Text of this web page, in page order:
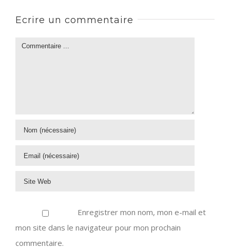
Ecrire un commentaire
Enregistrer mon nom, mon e-mail et
mon site dans le navigateur pour mon prochain
commentaire.